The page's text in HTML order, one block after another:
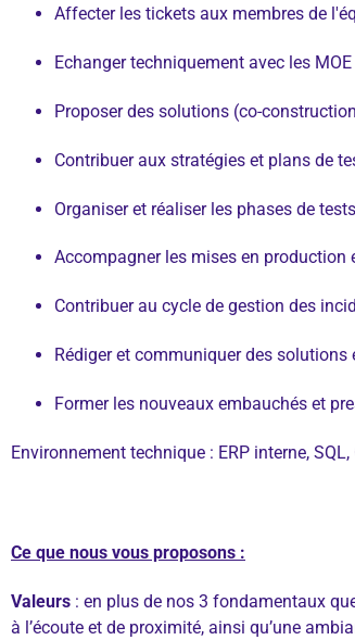
Affecter les tickets aux membres de
Echanger techniquement avec les
Proposer des solutions (co-
Contribuer aux stratégies et plans de
Organiser et réaliser les phases de
Accompagner les mises en production
Contribuer au cycle de gestion des
Rédiger et communiquer des solutions
Former les nouveaux embauchés et
Environnement technique : ERP interne, SQL,
Ce que nous vous proposons :
Valeurs : en plus de nos 3 fondamentaux
à l’écoute et de proximité, ainsi qu’une